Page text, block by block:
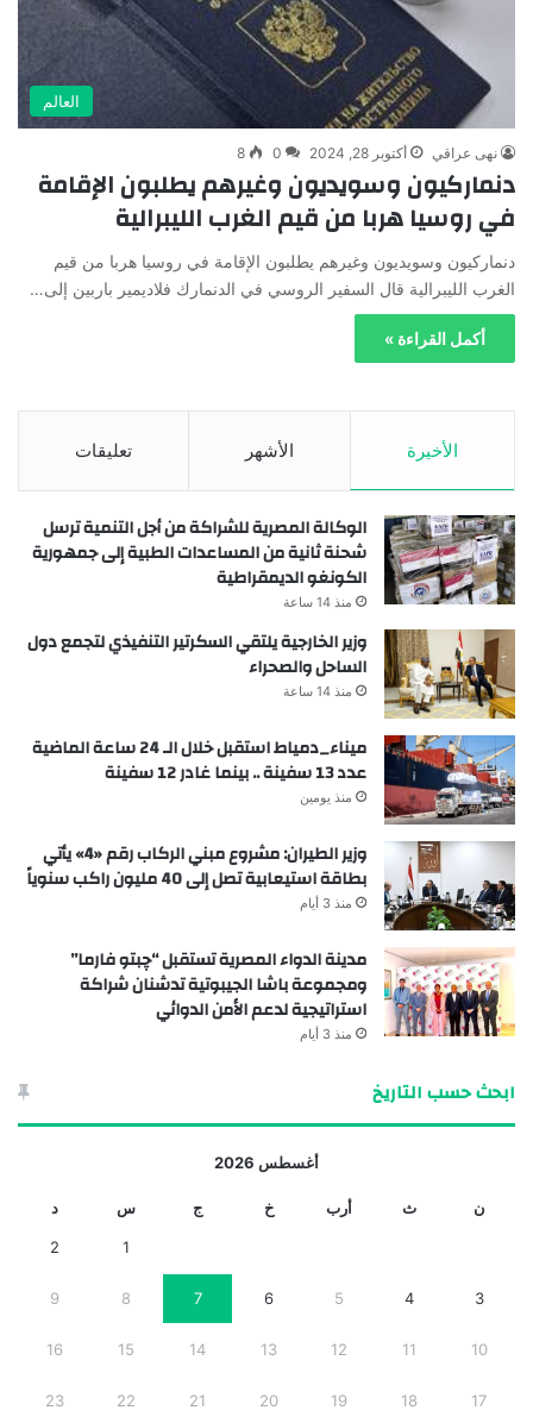
العالم
نهى عراقي أكتوبر 28, 2024 0
8
دنماركيون وسويديون وغيرهم يطلبون الإقامة
في روسيا هربا من قيم الغرب الليبرالية
دنماركيون وسويديون وغيرهم يطلبون الإقامة في روسيا هربا من قيم
الغرب الليبرالية قال السفير الروسي في الدنمارك فلاديمير باربين إلى…
أكمل القراءة »
الأخيرة الأشهر تعليقات
الوكالة المصرية للشراكة من أجل التنمية ترسل
شحنة ثانية من المساعدات الطبية إلى جمهورية
الكونغو الديمقراطية
منذ 14 ساعة
وزير الخارجية يلتقي السكرتير التنفيذي لتجمع دول
الساحل والصحراء
منذ 14 ساعة
ميناء_دمياط استقبل خلال الـ 24 ساعة الماضية
عدد 13 سفينة .. بينما غادر 12 سفينة
منذ يومين
وزير الطيران: مشروع مبني الركاب رقم «4» يأتي
بطاقة استيعابية تصل إلى 40 مليون راكب سنوياً
منذ 3 أيام
مدينة الدواء المصرية تستقبل “چبتو فارما”
ومجموعة باشا الجيبوتية تدشنان شراكة
استراتيجية لدعم الأمن الدوائي
منذ 3 أيام
ابحث حسب التاريخ
أغسطس 2026
ن ث أرب خ ج س د
1
2
3
4
5
6
7
8
9
10
11
12
13
14
15
16
17
18
19
20
21
22
23